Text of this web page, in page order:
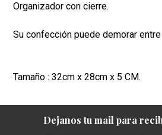
Organizador con cierre.
Su confección puede demorar
Tamaño : 32cm x 28cm x 5 CM.
Dejanos tu mail para